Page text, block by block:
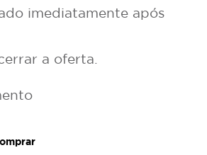
imediatamente após
a oferta.